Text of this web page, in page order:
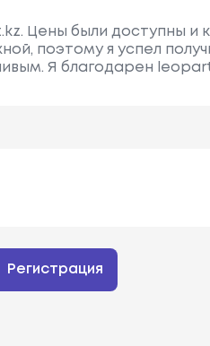
Цены были доступны и
поэтому я успел
Я благодарен
Регистрация